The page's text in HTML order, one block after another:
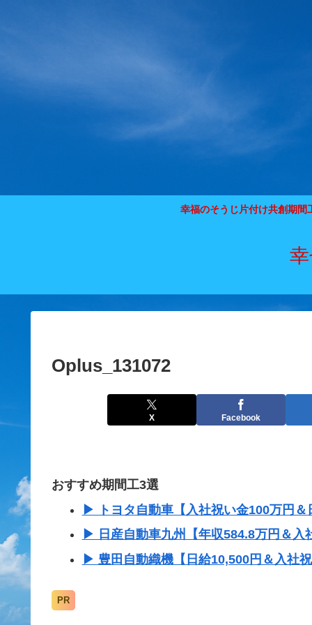
幸福のそうじ片付け共創期間
Oplus_131072
X Facebook
おすすめ期間工3選
▶ トヨタ自動車【入社祝い金100万円
▶ 日産自動車九州【年収584.8万円＆入
▶ 豊田自動織機【日給10,500円＆入社
PR